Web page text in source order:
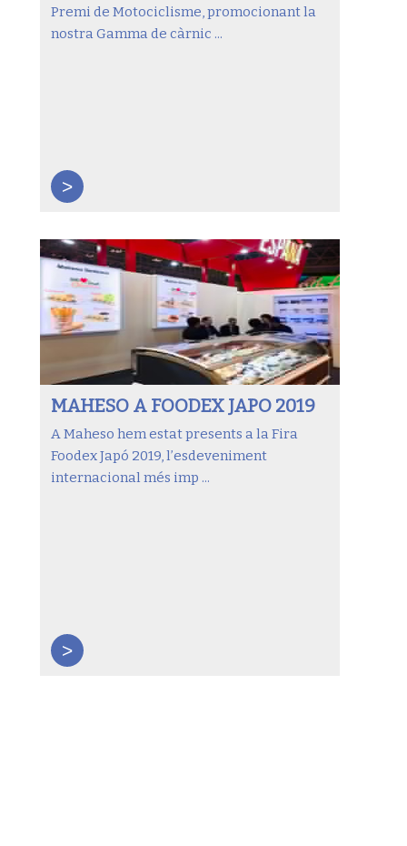
Premi de Motociclisme, promocionant la
nostra Gamma de càrnic ...
>
MAHESO A FOODEX JAPO 2019
A Maheso hem estat presents a la Fira
Foodex Japó 2019, l’esdeveniment
internacional més imp ...
>